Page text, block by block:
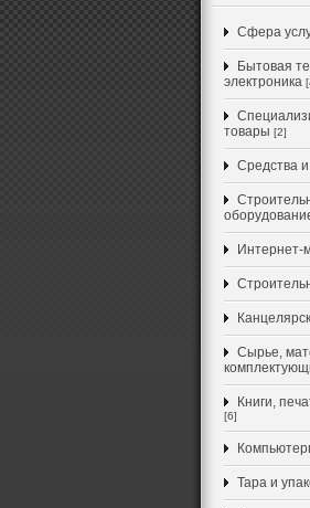
Cфера
Бытовая
электроника
товары [2]
Средства и
Интернет-
Сырье,
Книги,
[6]
Тара и